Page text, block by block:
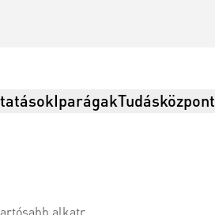
IparágakTudásközpont
és termékekért.